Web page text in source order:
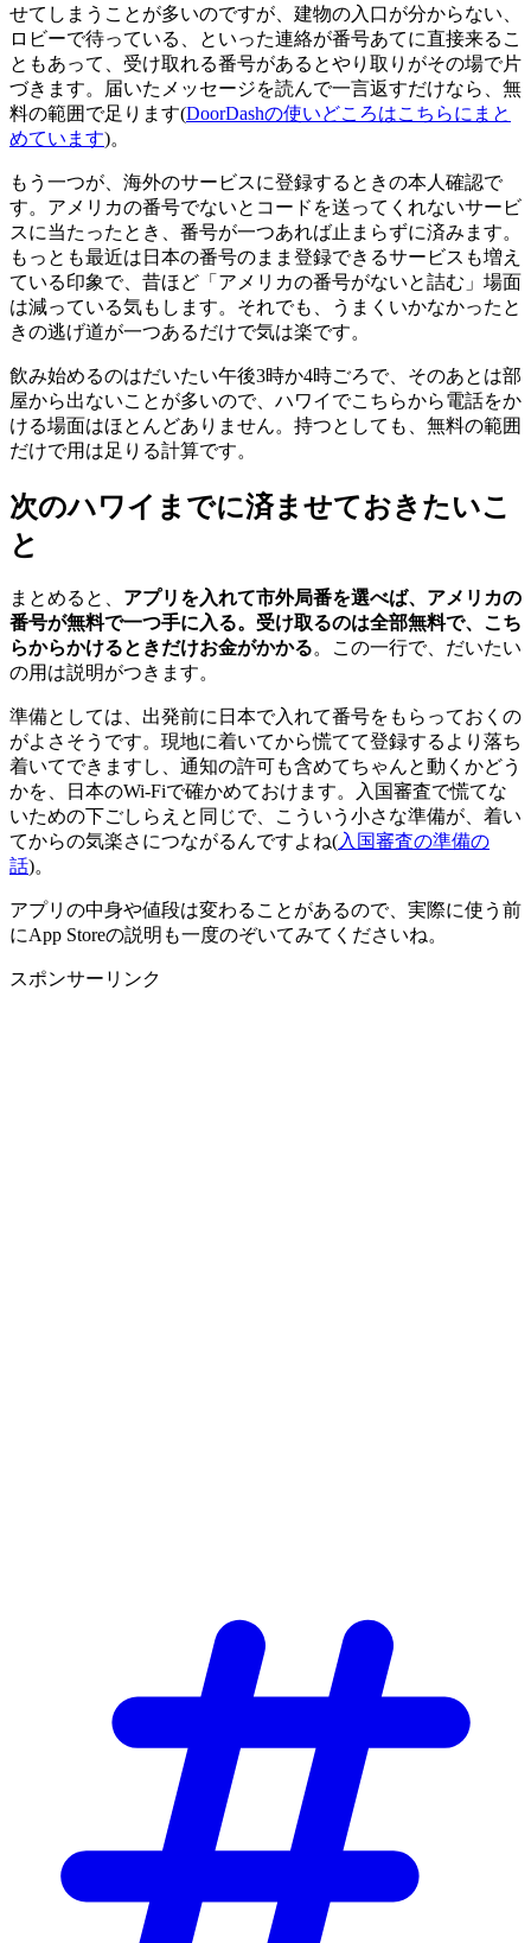
せてしまうことが多いのですが、建物の入口が分からない、
ロビーで待っている、といった連絡が番号あてに直接来るこ
ともあって、受け取れる番号があるとやり取りがその場で片
づきます。届いたメッセージを読んで一言返すだけなら、無
料の範囲で足ります(DoorDashの使いどころはこちらにまと
めています)。
もう一つが、海外のサービスに登録するときの本人確認で
す。アメリカの番号でないとコードを送ってくれないサービ
スに当たったとき、番号が一つあれば止まらずに済みます。
もっとも最近は日本の番号のまま登録できるサービスも増え
ている印象で、昔ほど「アメリカの番号がないと詰む」場面
は減っている気もします。それでも、うまくいかなかったと
きの逃げ道が一つあるだけで気は楽です。
飲み始めるのはだいたい午後3時か4時ごろで、そのあとは部
屋から出ないことが多いので、ハワイでこちらから電話をか
ける場面はほとんどありません。持つとしても、無料の範囲
だけで用は足りる計算です。
次のハワイまでに済ませておきたいこ
と
まとめると、 アプリを入れて市外局番を選べば、アメリカの
番号が無料で一つ手に入る。受け取るのは全部無料で、こち
らからかけるときだけお金がかかる。この一行で、だいたい
の用は説明がつきます。
準備としては、出発前に日本で入れて番号をもらっておくの
がよさそうです。現地に着いてから慌てて登録するより落ち
着いてできますし、通知の許可も含めてちゃんと動くかどう
かを、日本のWi-Fiで確かめておけます。入国審査で慌てな
いための下ごしらえと同じで、こういう小さな準備が、着い
てからの気楽さにつながるんですよね(入国審査の準備の
話)。
アプリの中身や値段は変わることがあるので、実際に使う前
にApp Storeの説明も一度のぞいてみてくださいね。
スポンサーリンク